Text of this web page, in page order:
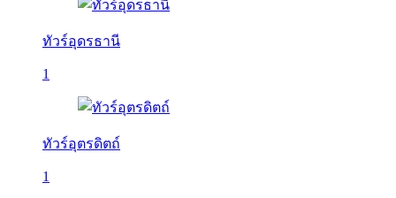
ทัวร์อุดรธานี
1
ทัวร์อุตรดิตถ์
1